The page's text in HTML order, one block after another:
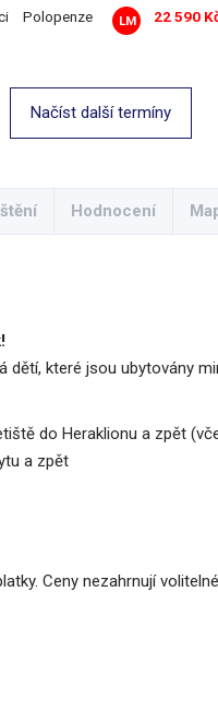
Polopenze LM 22 590
Načíst další termíny
Hodnocení
dětí, které jsou ubytovány
do Heraklionu a zpět
a zpět
Ceny nezahrnují